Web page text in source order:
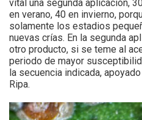
vital una segunda aplicación,
en verano, 40 en invierno,
solamente los estadios
nuevas crías. En la segunda
otro producto, si se teme al
periodo de mayor
la secuencia indicada,
Ripa.